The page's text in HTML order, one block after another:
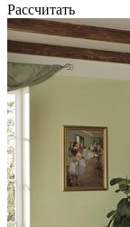
Рассчитать